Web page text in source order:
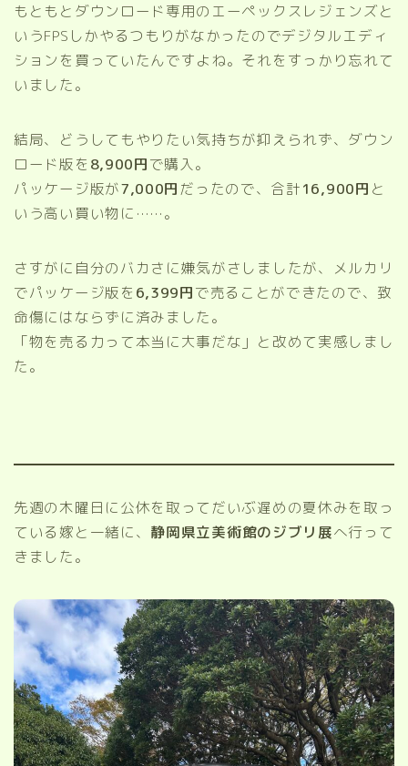
もともとダウンロード専用のエーペックスレジェンズと
いうFPSしかやるつもりがなかったのでデジタルエディ
ションを買っていたんですよね。それをすっかり忘れて
いました。
結局、どうしてもやりたい気持ちが抑えられず、ダウン
ロード版を 8,900円で購入。
パッケージ版が7,000円だったので、合計16,900円 と
いう高い買い物に……。
さすがに自分のバカさに嫌気がさしましたが、メルカリ
でパッケージ版を 6,399円で売ることができたので、致
命傷にはならずに済みました。
「物を売る力って本当に大事だな」と改めて実感しまし
た。
先週の木曜日に公休を取ってだいぶ遅めの夏休みを取っ
ている嫁と一緒に、 静岡県立美術館のジブリ展へ行って
きました。